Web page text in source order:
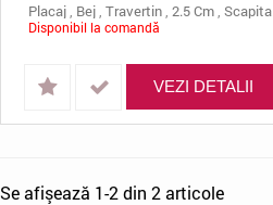
Placaj, Bej, Travertin, 2.5 Cm, Scapitat
Disponibil la comandă
VEZI DETALII
Se afişează 1-2 din 2 articole